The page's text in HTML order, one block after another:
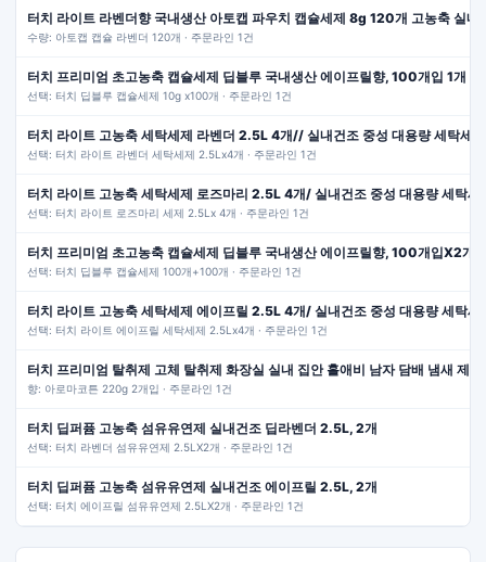
터치 라이트 라벤더향 국내생산 아토캡 파우치 캡슐세제 8g 120개 고농축 실내
수량: 아토캡 캡슐 라벤더 120개 · 주문라인 1건
터치 프리미엄 초고농축 캡슐세제 딥블루 국내생산 에이프릴향, 100개입 1개
선택: 터치 딥블루 캡슐세제 10g x100개 · 주문라인 1건
터치 라이트 고농축 세탁세제 라벤더 2.5L 4개// 실내건조 중성 대용량 세탁세제
선택: 터치 라이트 라벤더 세탁세제 2.5Lx4개 · 주문라인 1건
터치 라이트 고농축 세탁세제 로즈마리 2.5L 4개/ 실내건조 중성 대용량 세탁세
선택: 터치 라이트 로즈마리 세제 2.5Lx 4개 · 주문라인 1건
터치 프리미엄 초고농축 캡슐세제 딥블루 국내생산 에이프릴향, 100개입X2개
선택: 터치 딥블루 캡슐세제 100개+100개 · 주문라인 1건
터치 라이트 고농축 세탁세제 에이프릴 2.5L 4개/ 실내건조 중성 대용량 세탁세
선택: 터치 라이트 에이프릴 세탁세제 2.5Lx4개 · 주문라인 1건
터치 프리미엄 탈취제 고체 탈취제 화장실 실내 집안 홀애비 남자 담배 냄새 제
향: 아로마코튼 220g 2개입 · 주문라인 1건
터치 딥퍼퓸 고농축 섬유유연제 실내건조 딥라벤더 2.5L, 2개
선택: 터치 라벤더 섬유유연제 2.5LX2개 · 주문라인 1건
터치 딥퍼퓸 고농축 섬유유연제 실내건조 에이프릴 2.5L, 2개
선택: 터치 에이프릴 섬유유연제 2.5LX2개 · 주문라인 1건